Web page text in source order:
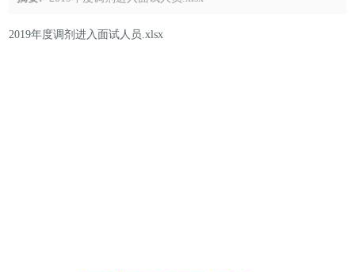
2019年度调剂进入面试人员.xlsx